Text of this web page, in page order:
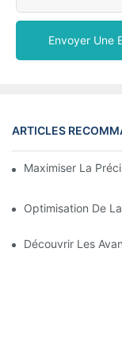
Envoyer Une
ARTICLES
Maximiser La
Optimisation De
Découvrir Les